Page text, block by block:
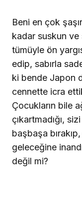
Beni en çok
kadar suskun ve
tümüyle ön
edip, sabırla
ki bende Japon
cennette icra
Çocukların bile
çıkartmadığı,
başbaşa
geleceğine
değil mi?